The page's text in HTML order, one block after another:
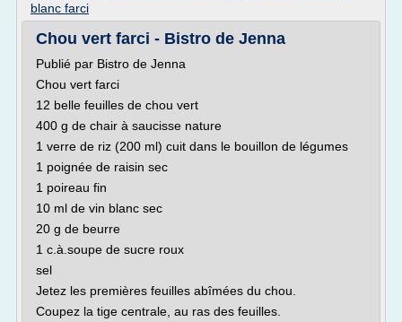
blanc farci
Chou vert farci - Bistro de Jenna
Publié par Bistro de Jenna
Chou vert farci
12 belle feuilles de chou vert
400 g de chair à saucisse nature
1 verre de riz (200 ml) cuit dans le bouillon de légumes
1 poignée de raisin sec
1 poireau fin
10 ml de vin blanc sec
20 g de beurre
1 c.à.soupe de sucre roux
sel
Jetez les premières feuilles abîmées du chou.
Coupez la tige centrale, au ras des feuilles.